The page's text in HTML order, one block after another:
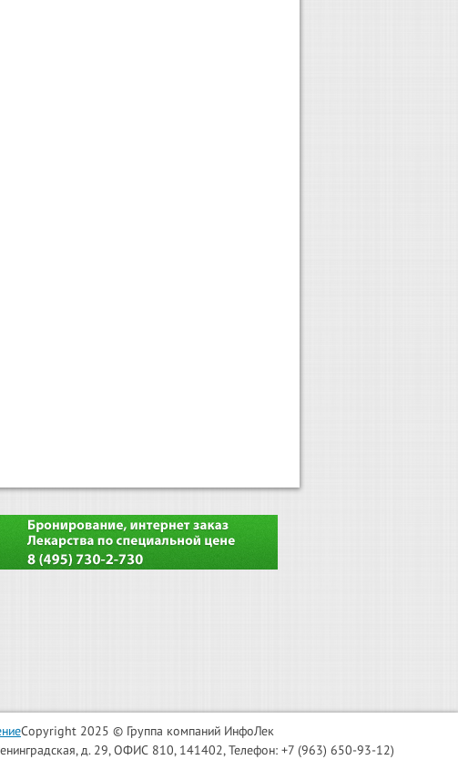
Copyright 2025 © Группа компаний ИнфоЛек
д. 29, ОФИС 810, 141402, Телефон: +7 (963) 650-93-12)